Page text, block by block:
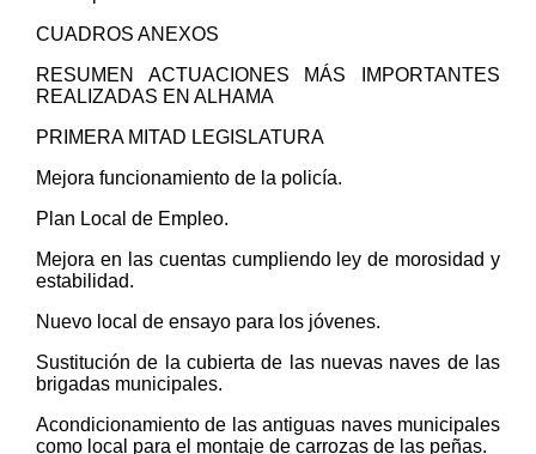
CUADROS ANEXOS
RESUMEN ACTUACIONES MÁS IMPORTANTES
REALIZADAS EN ALHAMA
PRIMERA MITAD LEGISLATURA
Mejora funcionamiento de la policía.
Plan Local de Empleo.
Mejora en las cuentas cumpliendo ley de morosidad y
estabilidad.
Nuevo local de ensayo para los jóvenes.
Sustitución de la cubierta de las nuevas naves de las
brigadas municipales.
Acondicionamiento de las antiguas naves municipales
como local para el montaje de carrozas de las peñas.